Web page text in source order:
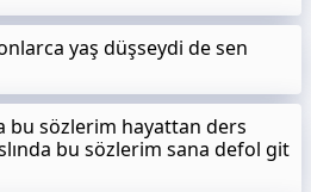
yaş düşseydi de sen
bu sözlerim hayattan ders
bu sözlerim sana defol git